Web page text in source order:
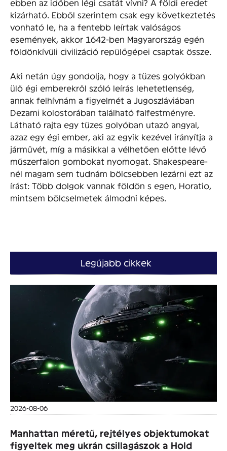
ebben az időben légi csatát vívni? A földi eredet
kizárható. Ebből szerintem csak egy következtetés
vonható le, ha a fentebb leírtak valóságos
események, akkor 1642-ben Magyarország egén
földönkívüli civilizáció repülőgépei csaptak össze.
Aki netán úgy gondolja, hogy a tüzes golyókban
ülő égi emberekről szóló leírás lehetetlenség,
annak felhívnám a figyelmét a Jugoszláviában
Dezami kolostorában található falfestményre.
Látható rajta egy tüzes golyóban utazó angyal,
azaz egy égi ember, aki az egyik kezével irányítja a
járművét, míg a másikkal a vélhetően előtte lévő
műszerfalon gombokat nyomogat. Shakespeare-
nél magam sem tudnám bölcsebben lezárni ezt az
írást: Több dolgok vannak földön s egen, Horatio,
mintsem bölcselmetek álmodni képes.
Legújabb cikkek
2026-08-06
Manhattan méretű, rejtélyes objektumokat
figyeltek meg ukrán csillagászok a Hold